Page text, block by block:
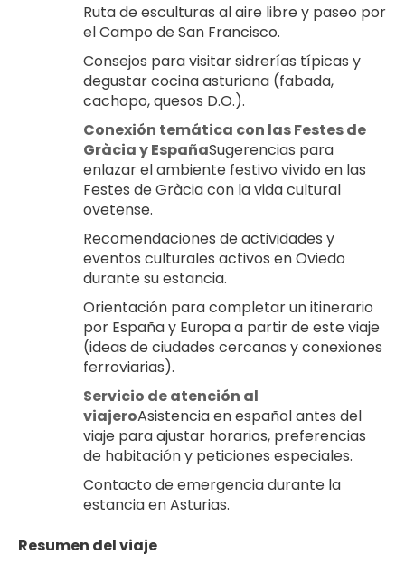
Ruta de esculturas al aire libre y paseo por
el Campo de San Francisco.
Consejos para visitar sidrerías típicas y
degustar cocina asturiana (fabada,
cachopo, quesos D.O.).
Conexión temática con las Festes de
Gràcia y EspañaSugerencias para
enlazar el ambiente festivo vivido en las
Festes de Gràcia con la vida cultural
ovetense.
Recomendaciones de actividades y
eventos culturales activos en Oviedo
durante su estancia.
Orientación para completar un itinerario
por España y Europa a partir de este viaje
(ideas de ciudades cercanas y conexiones
ferroviarias).
Servicio de atención al
viajeroAsistencia en español antes del
viaje para ajustar horarios, preferencias
de habitación y peticiones especiales.
Contacto de emergencia durante la
estancia en Asturias.
Resumen del viaje